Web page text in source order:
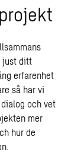
just ditt
erfarenhet
så har vi
och vet
mer
hur de